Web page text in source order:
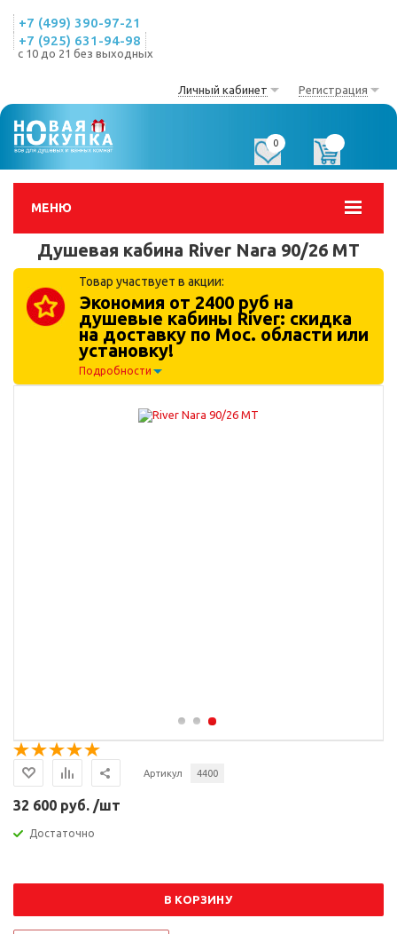
+7 (499) 390-97-21
+7 (925) 631-94-98
с 10 до 21 без выходных
Личный кабинет Регистрация
МЕНЮ
0
Душевая кабина River Nara 90/26 MT
Товар участвует в акции:
Экономия от 2400 руб на
душевые кабины River: скидка
на доставку по Мос. области или
установку!
Подробности
Артикул 4400
32 600 руб. /шт
Достаточно
В КОРЗИНУ